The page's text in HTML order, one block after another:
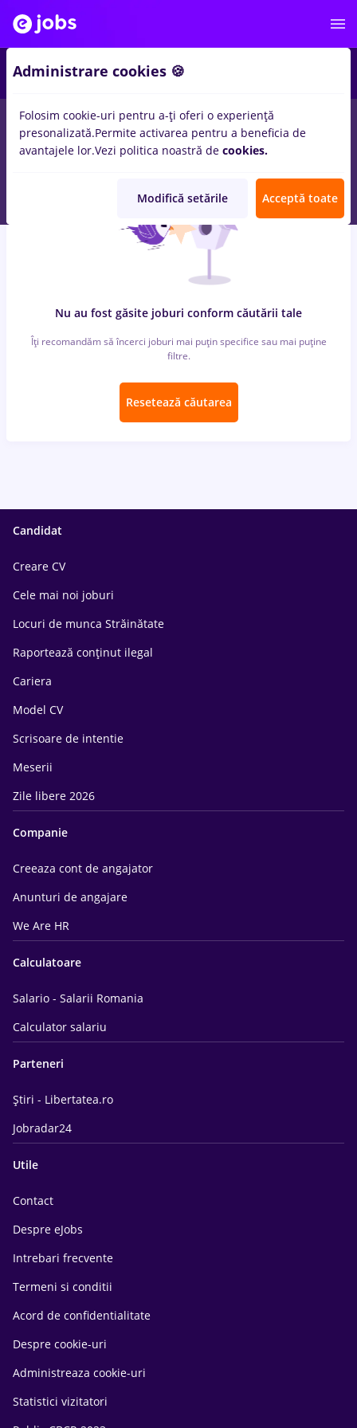
locuri de muncacu salarii reactjs, Part timeinIasi (Iasi)
pentruFara experientainTransport / Distributie
Nu au fost găsite joburi conform căutării tale
Îți recomandăm să încerci joburi mai puțin specifice sau mai puține
filtre.
Resetează căutarea
Candidat
Creare CV
Cele mai noi joburi
Locuri de munca Străinătate
Raportează conținut ilegal
Cariera
Model CV
Scrisoare de intentie
Meserii
Zile libere 2026
Companie
Creeaza cont de angajator
Anunturi de angajare
We Are HR
Calculatoare
Salario - Salarii Romania
Calculator salariu
Parteneri
Știri - Libertatea.ro
Jobradar24
Utile
Contact
Despre eJobs
Intrebari frecvente
Termeni si conditii
Acord de confidentialitate
Despre cookie-uri
Administreaza cookie-uri
Statistici vizitatori
Administrare cookies 🍪
Folosim cookie-uri pentru a-ți oferi o experiență
presonalizată.Permite activarea pentru a beneficia de
avantajele lor.Vezi politica noastră de cookies.
Modifică setările Acceptă toate